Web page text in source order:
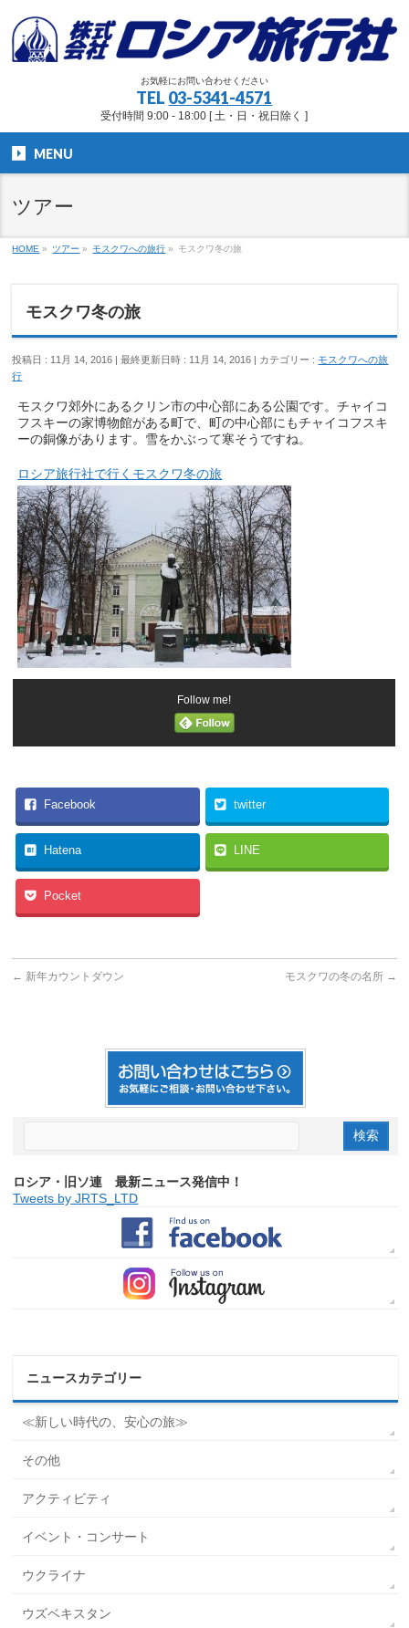
お気軽にお問い合わせください
TEL 03-5341-4571
受付時間 9:00 - 18:00 [ 土・日・祝日除く ]
MENU
ツアー
HOME » ツアー » モスクワへの旅行 » モスクワ冬の旅
モスクワ冬の旅
投稿日 : 11月 14, 2016 最終更新日時 : 11月 14, 2016 カテゴリー :モスクワへの旅
行
モスクワ郊外にあるクリン市の中心部にある公園です。チャイコ
フスキーの家博物館がある町で、町の中心部にもチャイコフスキ
ーの銅像があります。雪をかぶって寒そうですね。
ロシア旅行社で行くモスクワ冬の旅
Follow me!
Facebook twitter
Hatena LINE
Pocket
← 新年カウントダウン モスクワの冬の名所 →
ロシア・旧ソ連 最新ニュース発信中！
Tweets by JRTS_LTD
ニュースカテゴリー
≪新しい時代の、安心の旅≫
その他
アクティビティ
イベント・コンサート
ウクライナ
ウズベキスタン